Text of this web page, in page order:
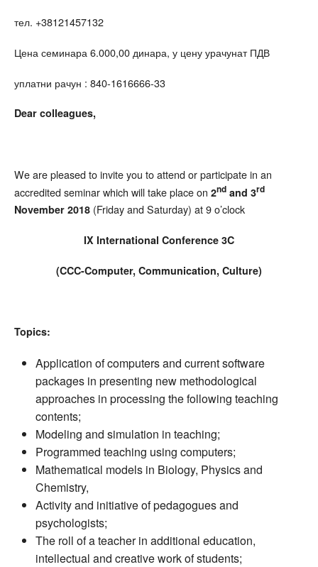
тел. +38121457132
Цена семинара 6.000,00 динара, у цену урачунат ПДВ
уплатни рачун : 840-1616666-33
Dear colleagues,
We are pleased to invite you to attend or participate in an
accredited seminar which will take place on 2nd and 3rd
November 2018 (Friday and Saturday) at 9 o’clock
IX International Conference 3C
(CCC-Computer, Communication, Culture)
Topics:
Application of computers and current software
packages in presenting new methodological
approaches in processing the following teaching
contents;
Modeling and simulation in teaching;
Programmed teaching using computers;
Mathematical models in Biology, Physics and
Chemistry,
Activity and initiative of pedagogues and
psychologists;
The roll of a teacher in additional education,
intellectual and creative work of students;